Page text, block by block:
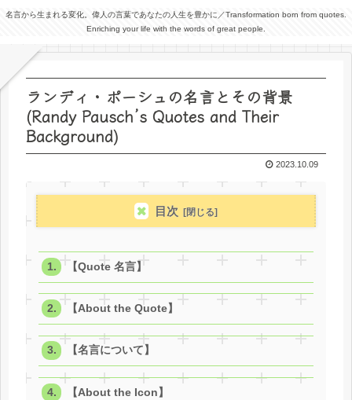
名言から生まれる変化。偉人の言葉であなたの人生を豊かに／Transformation born from quotes.
Enriching your life with the words of great people.
ランディ・ポーシュの名言とその背景
(Randy Pausch’s Quotes and Their
Background)
2023.10.09
目次
【Quote 名言】
【About the Quote】
【名言について】
【About the Icon】